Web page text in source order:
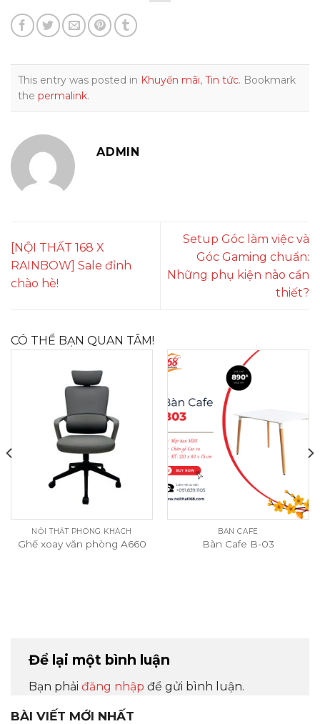
BÀI VIẾT MỚI NHẤT
This entry was posted in Khuyến mãi, Tin tức. Bookmark
the permalink.
ADMIN
[NỘI THẤT 168 X
RAINBOW] Sale đỉnh
chào hè!
Setup Góc làm việc và
Góc Gaming chuẩn:
Những phụ kiện nào cần
thiết?
CÓ THỂ BẠN QUAN TÂM!
NỘI THẤT PHÒNG KHÁCH
Ghế xoay văn phòng A660
BÀN CAFE
Bàn Cafe B-03
Để lại một bình luận
Bạn phải đăng nhập để gửi bình luận.